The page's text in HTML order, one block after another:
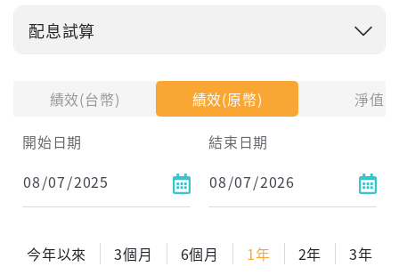
績效(台幣) 績效(原幣)
淨值
開始日期
結束日期
今年以來 3個月 6個月 1年 2年 3年
配息試算
試算區間
1年
2年